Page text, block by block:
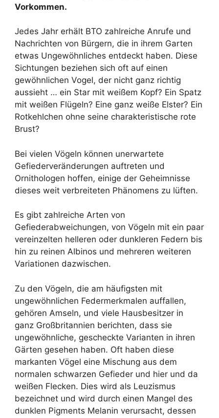
Vorkommen.
Jedes Jahr erhält BTO zahlreiche Anrufe und
Nachrichten von Bürgern, die in ihrem Garten
etwas Ungewöhnliches entdeckt haben. Diese
Sichtungen beziehen sich oft auf einen
gewöhnlichen Vogel, der nicht ganz richtig
aussieht … ein Star mit weißem Kopf? Ein Spatz
mit weißen Flügeln? Eine ganz weiße Elster? Ein
Rotkehlchen ohne seine charakteristische rote
Brust?
Bei vielen Vögeln können unerwartete
Gefiederveränderungen auftreten und
Ornithologen hoffen, einige der Geheimnisse
dieses weit verbreiteten Phänomens zu lüften.
Es gibt zahlreiche Arten von
Gefiederabweichungen, von Vögeln mit ein paar
vereinzelten helleren oder dunkleren Federn bis
hin zu reinen Albinos und mehreren weiteren
Variationen dazwischen.
Zu den Vögeln, die am häufigsten mit
ungewöhnlichen Federmerkmalen auffallen,
gehören Amseln, und viele Hausbesitzer in
ganz Großbritannien berichten, dass sie
ungewöhnliche, gescheckte Varianten in ihren
Gärten gesehen haben. Oft haben diese
markanten Vögel eine Mischung aus dem
normalen schwarzen Gefieder und hier und da
weißen Flecken. Dies wird als Leuzismus
bezeichnet und wird durch einen Mangel des
dunklen Pigments Melanin verursacht, dessen